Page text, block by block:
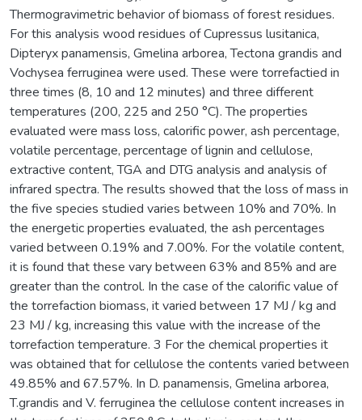
Thermogravimetric behavior of biomass of forest residues.
For this analysis wood residues of Cupressus lusitanica,
Dipteryx panamensis, Gmelina arborea, Tectona grandis and
Vochysea ferruginea were used. These were torrefactied in
three times (8, 10 and 12 minutes) and three different
temperatures (200, 225 and 250 °C). The properties
evaluated were mass loss, calorific power, ash percentage,
volatile percentage, percentage of lignin and cellulose,
extractive content, TGA and DTG analysis and analysis of
infrared spectra. The results showed that the loss of mass in
the five species studied varies between 10% and 70%. In
the energetic properties evaluated, the ash percentages
varied between 0.19% and 7.00%. For the volatile content,
it is found that these vary between 63% and 85% and are
greater than the control. In the case of the calorific value of
the torrefaction biomass, it varied between 17 MJ / kg and
23 MJ / kg, increasing this value with the increase of the
torrefaction temperature. 3 For the chemical properties it
was obtained that for cellulose the contents varied between
49.85% and 67.57%. In D. panamensis, Gmelina arborea,
T.grandis and V. ferruginea the cellulose content increases in